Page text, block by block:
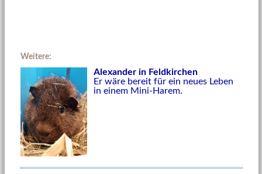
Weitere:
Alexander in Feldkirchen
Er wäre bereit für ein neues Leben
in einem Mini-Harem.